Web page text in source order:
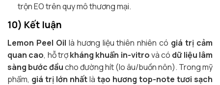
trộn EO trên quy mô thương mại.
10) Kết luận
Lemon Peel Oil là hương liệu thiên nhiên có giá trị cảm
quan cao, hỗ trợkháng khuẩn in-vitrovà có dữ liệu lâm
sàng bước đầucho đường hít (lo âu/buồn nôn). Trong mỹ
phẩm, giá trị lớn nhấtlà tạo hương top-note tươi sạch